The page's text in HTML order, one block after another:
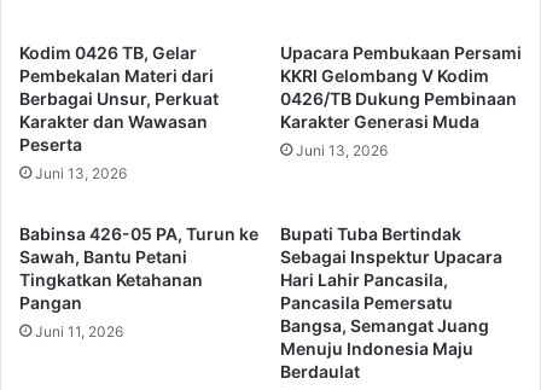
Kodim 0426 TB, Gelar
Pembekalan Materi dari
Berbagai Unsur, Perkuat
Karakter dan Wawasan
Peserta
Juni 13, 2026
Upacara Pembukaan Persami
KKRI Gelombang V Kodim
0426/TB Dukung Pembinaan
Karakter Generasi Muda
Juni 13, 2026
Babinsa 426-05 PA, Turun ke
Sawah, Bantu Petani
Tingkatkan Ketahanan
Pangan
Juni 11, 2026
Bupati Tuba Bertindak
Sebagai Inspektur Upacara
Hari Lahir Pancasila,
Pancasila Pemersatu
Bangsa, Semangat Juang
Menuju Indonesia Maju
Berdaulat